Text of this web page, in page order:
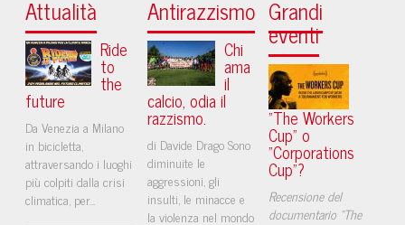
Attualità
Ride
to
the
future
Da Venezia a Milano
in bicicletta,
attraversando i luoghi
più colpiti dalla crisi
climatica, per...
Antirazzismo
Chi
ama
il
calcio, odia il
razzismo.
di Davide Drago Sono
diminuite le
aggressioni, gli
insulti, le minacce e
la violenza nel mondo
Grandi
eventi
"The Workers
Cup" o
"Corporations
Cup"?
Recensione del
documentario "The